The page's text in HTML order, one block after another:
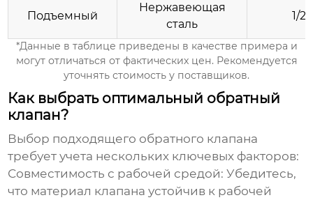
Подъемный
Нержавеющая
сталь
1/2'
*Данные в таблице приведены в качестве примера и
могут отличаться от фактических цен. Рекомендуется
уточнять стоимость у поставщиков.
Как выбрать оптимальный обратный
клапан?
Выбор подходящего обратного клапана
требует учета нескольких ключевых факторов:
Совместимость с рабочей средой: Убедитесь,
что материал клапана устойчив к рабочей